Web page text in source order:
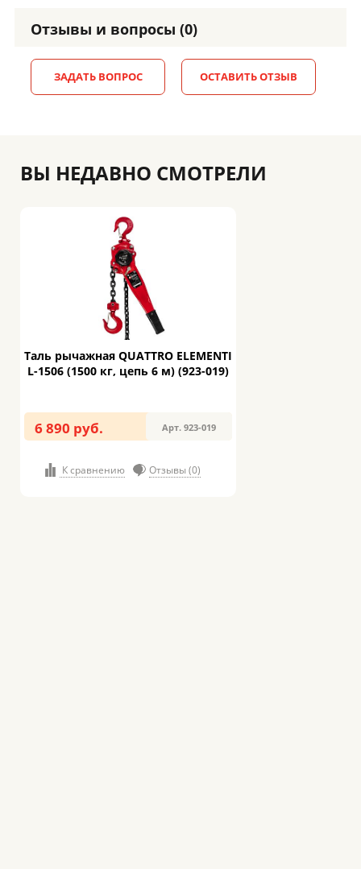
Отзывы и вопросы (0)
ЗАДАТЬ ВОПРОС ОСТАВИТЬ ОТЗЫВ
ВЫ НЕДАВНО СМОТРЕЛИ
Таль рычажная QUATTRO ELEMENTI
L-1506 (1500 кг, цепь 6 м) (923-019)
6 890 руб. Арт. 923-019
К сравнению Отзывы (0)